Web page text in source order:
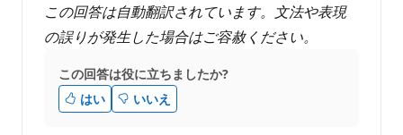
この回答は自動翻訳されています。文法や表現
の誤りが発生した場合はご容赦ください。
この回答は役に立ちましたか?
はい
いいえ